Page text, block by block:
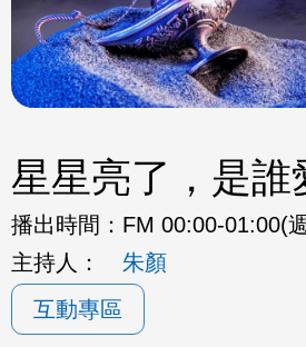
星星亮了，是誰
播出時間： FM 00:00-01:00(
主持人：
朱顏
互動專區